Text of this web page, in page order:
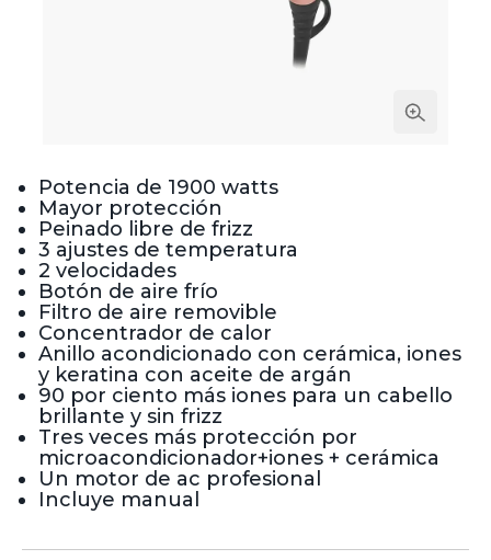
Potencia de 1900 watts
Mayor protección
Peinado libre de frizz
3 ajustes de temperatura
2 velocidades
Botón de aire frío
Filtro de aire removible
Concentrador de calor
Anillo acondicionado con cerámica, iones
y keratina con aceite de argán
90 por ciento más iones para un cabello
brillante y sin frizz
Tres veces más protección por
microacondicionador+iones + cerámica
Un motor de ac profesional
Incluye manual